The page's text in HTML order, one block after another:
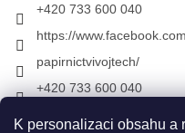
K personalizaci obsahu a
+420 733 600 040
https://
papirnictvivojtech/
+420 733 600 040